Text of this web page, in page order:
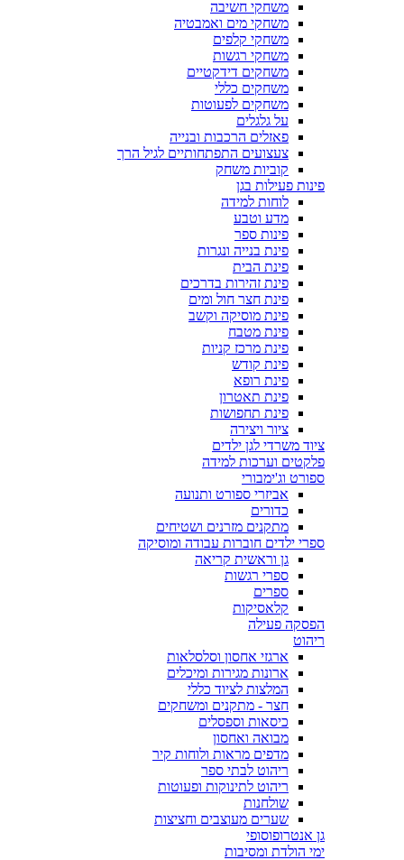
משחקי חשיבה
משחקי מים ואמבטיה
משחקי קלפים
משחקי רגשות
משחקים דידקטיים
משחקים כללי
משחקים לפעוטות
על גלגלים
פאזלים הרכבות ובנייה
צעצועים התפתחותיים לגיל הרך
קוביות משחק
פינות פעילות בגן
לוחות למידה
מדע וטבע
פינות ספר
פינת בנייה ונגרות
פינת הבית
פינת זהירות בדרכים
פינת חצר חול ומים
פינת מוסיקה וקשב
פינת מטבח
פינת מרכז קניות
פינת קודש
פינת רופא
פינת תאטרון
פינת תחפושות
ציור ויצירה
ציוד משרדי לגן ילדים
פלקטים וערכות למידה
ספורט וג'ימבורי
אביזרי ספורט ותנועה
כדורים
מתקנים מזרנים ושטיחים
ספרי ילדים חוברות עבודה ומוסיקה
גן וראשית קריאה
ספרי רגשות
ספרים
קלאסיקות
הפסקה פעילה
ריהוט
ארגזי אחסון וסלסלאות
ארונות מגירות ומיכלים
המלצות לציוד כללי
חצר - מתקנים ומשחקים
כיסאות וספסלים
מבואה ואחסון
מדפים מראות ולוחות קיר
ריהוט לבתי ספר
ריהוט לתינוקות ופעוטות
שולחנות
שערים מעוצבים וחציצות
גן אנטרופוסופי
ימי הולדת ומסיבות